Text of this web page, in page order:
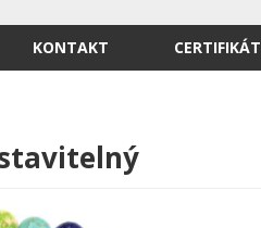
KONTAKT CERTIFIKÁT